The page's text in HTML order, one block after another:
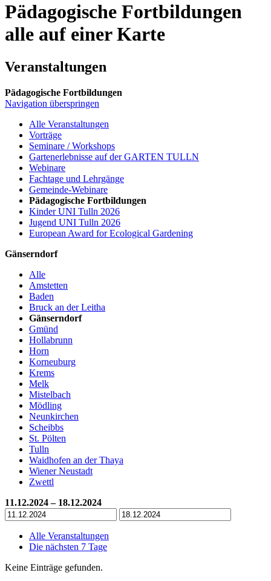
Pädagogische Fortbildungen
alle auf einer Karte
Veranstaltungen
Pädagogische Fortbildungen
Navigation überspringen
Alle Veranstaltungen
Vorträge
Seminare / Workshops
Gartenerlebnisse auf der GARTEN TULLN
Webinare
Fachtage und Lehrgänge
Gemeinde-Webinare
Pädagogische Fortbildungen
Kinder UNI Tulln 2026
Jugend UNI Tulln 2026
European Award for Ecological Gardening
Gänserndorf
Alle
Amstetten
Baden
Bruck an der Leitha
Gänserndorf
Gmünd
Hollabrunn
Horn
Korneuburg
Krems
Melk
Mistelbach
Mödling
Neunkirchen
Scheibbs
St. Pölten
Tulln
Waidhofen an der Thaya
Wiener Neustadt
Zwettl
11.12.2024 – 18.12.2024
Alle Veranstaltungen
Die nächsten 7 Tage
Keine Einträge gefunden.